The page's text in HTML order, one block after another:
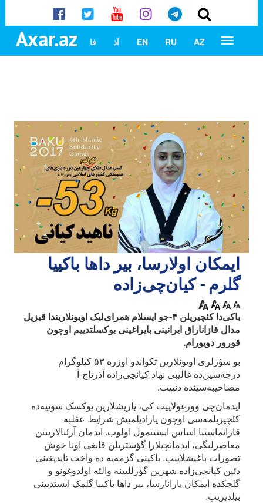
Axar.az AZ
RU
EN آذ فا
ایمکان اولارسا، بیر داها باکییا
گلرم - کیان‌چی‌زاده
باکی‌دا کئچیریلن ۴-جو ایسلام همرای‌لیک اویونلاریندا قیزیل
مدال قازاناراق ایرانینی بایراغینی یوکسلتدییم اوچون
قورور دویورام.
بو سؤزلری اویونلارین تکواندو اوزره ۵۳ کیلوگرام
درجه‌سین‌ده غالیبی نهاد کیانچی‌زاده آذرتاج-آ
مصاحیبه‌سینده دئییب.
ایدمان‌چی وورغولاییب کی، یاریشلارین یوکسک سوییه‌ده
کئچیریلمه‌سی اوچون یارادیلمیش شرایط عقلبه
قازانماسینا اساس ایستیمول اولوب. ایدمان آرئنالارینین
معاصرلیگی، ایدمانچیلارا گؤستریلن قایغی اونا خوش
تصورات باغیشلاییب. باکینی گزمه‌یه ده واخت تاپدیغینی
دئین کیانچی‌زاده شهرین گؤزللیینه والئه اولدوغونو و
گلجکده ایمکان یارانارسا، بیر داها باکییا گلمک ایستدیینی
بیلدیریب.